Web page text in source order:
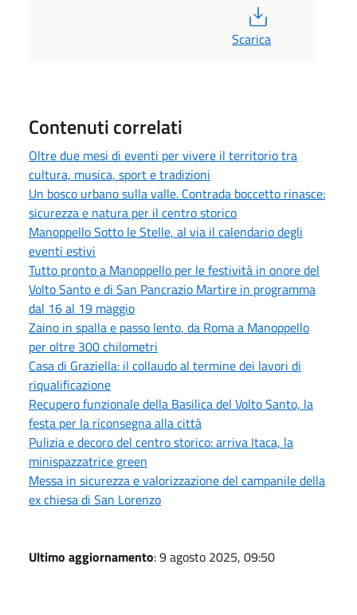
Scarica
Contenuti correlati
Oltre due mesi di eventi per vivere il territorio tra
cultura, musica, sport e tradizioni
Un bosco urbano sulla valle. Contrada boccetto rinasce:
sicurezza e natura per il centro storico
Manoppello Sotto le Stelle, al via il calendario degli
eventi estivi
Tutto pronto a Manoppello per le festività in onore del
Volto Santo e di San Pancrazio Martire in programma
dal 16 al 19 maggio
Zaino in spalla e passo lento, da Roma a Manoppello
per oltre 300 chilometri
Casa di Graziella: il collaudo al termine dei lavori di
riqualificazione
Recupero funzionale della Basilica del Volto Santo, la
festa per la riconsegna alla città
Pulizia e decoro del centro storico: arriva Itaca, la
minispazzatrice green
Messa in sicurezza e valorizzazione del campanile della
ex chiesa di San Lorenzo
Ultimo aggiornamento: 9 agosto 2025, 09:50